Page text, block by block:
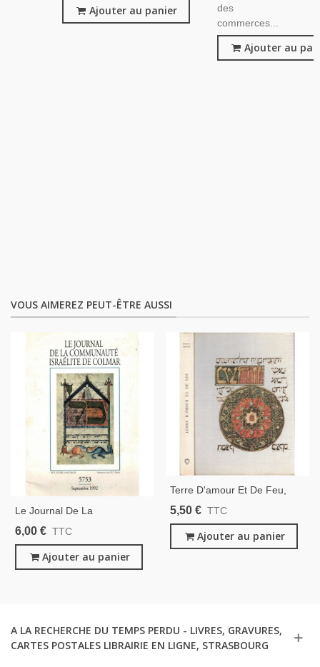
Ajouter au panier
des
commerces...
Ajouter au
VOUS AIMEREZ PEUT-ÊTRE AUSSI
Le Journal De La
Communauté Israélite De
Juifs D'Alsace, Judaïsme,
6,00 € TTC
Ajouter au panier
Terre D'amour Et De Feu,
Joseph Kessel, 1967 - Israël,
Club De La Femme,
5,50 € TTC
Ajouter au panier
A LA RECHERCHE DU TEMPS PERDU - LIVRES, GRAVURES,
CARTES POSTALES LIBRAIRIE EN LIGNE, STRASBOURG